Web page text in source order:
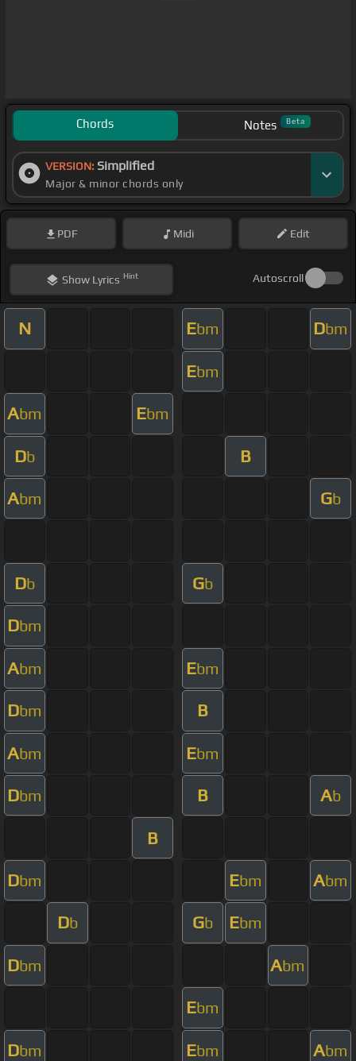
Chords Notes Beta
VERSION: Simplified
Major & minor chords only
PDF Midi Edit
ShowLyrics Hint Autoscroll
N Ebm Dbm
Ebm
Abm Ebm
Db B
Abm Gb
Db Gb
Dbm
Abm Ebm
Dbm B
Abm Ebm
Dbm B Ab
B
Dbm Ebm Abm
Db Gb Ebm
Dbm Abm
Ebm
Dbm Ebm Abm